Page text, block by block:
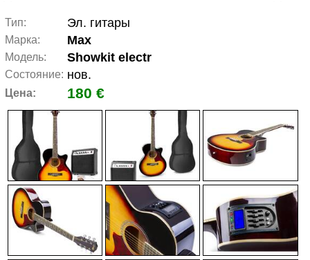
Тип: Эл. гитары
Марка: Max
Модель: Showkit electr
Состояние: нов.
Цена: 180 €